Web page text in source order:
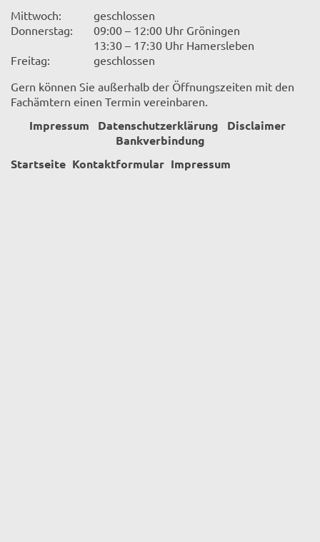
Mittwoch:
geschlossen
Donnerstag:
09:00 – 12:00 Uhr Gröningen
13:30 – 17:30 Uhr Hamersleben
Freitag:
geschlossen
Gern können Sie außerhalb der Öffnungszeiten mit den
Fachämtern einen Termin vereinbaren.
Impressum Datenschutzerklärung
Disclaimer
Bankverbindung
Startseite Kontaktformular Impressum